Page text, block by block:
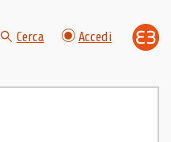
Cerca Accedi